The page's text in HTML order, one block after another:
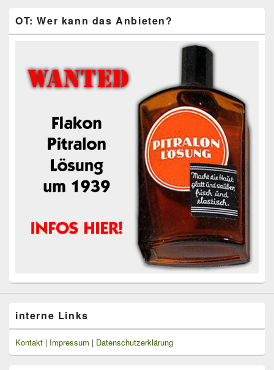
OT: Wer kann das Anbieten?
interne Links
Kontakt | Impressum | Datenschutzerklärung